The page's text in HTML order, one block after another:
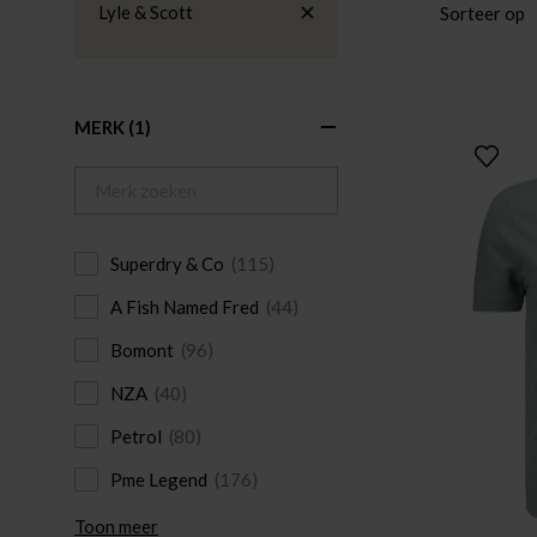
Lyle & Scott
MERK (1)
Superdry & Co (115)
A Fish Named Fred (44)
Bomont (96)
NZA (40)
Petrol (80)
Pme Legend (176)
Toon meer
Sorteer op